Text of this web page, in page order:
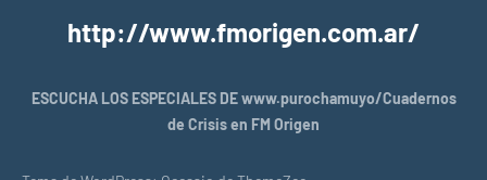
http://www.fmorigen.com.ar/
ESCUCHA LOS ESPECIALES DE www.purochamuyo/Cuadernos
de Crisis en FM Origen